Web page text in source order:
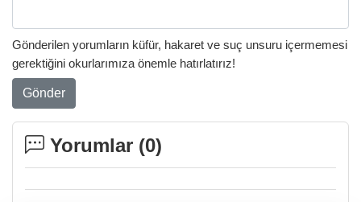
Gönderilen yorumların küfür, hakaret ve suç unsuru içermemesi
gerektiğini okurlarımıza önemle hatırlatırız!
Gönder
Yorumlar (0)